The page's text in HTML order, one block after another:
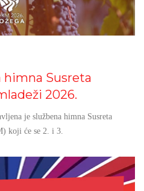
himna Susreta
2026.
je službena himna Susreta
koji će se 2. i 3.